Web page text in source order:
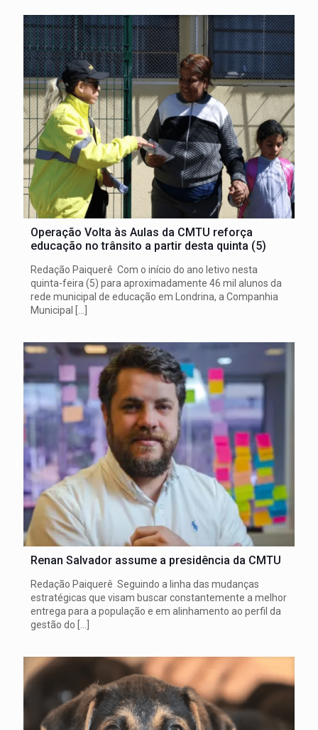
Operação Volta às Aulas da CMTU reforça
educação no trânsito a partir desta quinta (5)
Redação Paiquerê Com o início do ano letivo nesta
quinta-feira (5) para aproximadamente 46 mil alunos da
rede municipal de educação em Londrina, a Companhia
Municipal
Renan Salvador assume a presidência da CMTU
Redação Paiquerê Seguindo a linha das mudanças
estratégicas que visam buscar constantemente a melhor
entrega para a população e em alinhamento ao perfil da
gestão do […]